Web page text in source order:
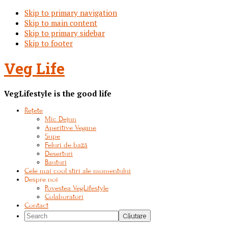
Skip to primary navigation
Skip to main content
Skip to primary sidebar
Skip to footer
Veg Life
VegLifestyle is the good life
Rețete
Mic Dejun
Aperitive Vegane
Supe
Feluri de bază
Deserturi
Bauturi
Cele mai cool stiri ale momentului
Despre noi
Povestea VegLifestyle
Colaboratori
Contact
Search